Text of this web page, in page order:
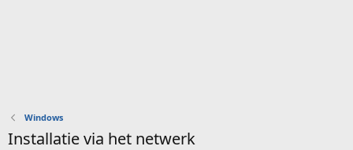
Windows
Installatie via het netwerk